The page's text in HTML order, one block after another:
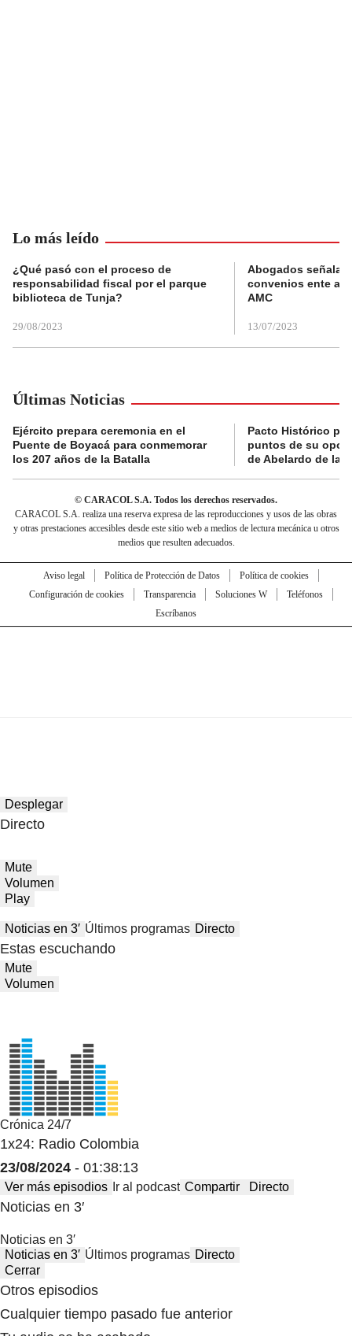
Lo más leído
¿Qué pasó con el proceso de
responsabilidad fiscal por el parque
biblioteca de Tunja?
29/08/2023
Abogados
convenios ente
AMC
13/07/2023
Últimas Noticias
Ejército prepara ceremonia en el
Puente de Boyacá para conmemorar
los 207 años de la Batalla
Pacto Histórico
puntos de su
de Abelardo de la
© CARACOL S.A. Todos los derechos reservados.
CARACOL S.A. realiza una reserva expresa de las reproducciones y usos de las obras
y otras prestaciones accesibles desde este sitio web a medios de lectura mecánica u otros
medios que resulten adecuados.
Aviso legal Política de Protección de Datos
Política de cookies
Configuración de cookies
Transparencia Soluciones W
Teléfonos
Escríbanos
Desplegar
Directo
Mute
Volumen
Play
Noticias en 3′ Últimos programas Directo
Estas escuchando
Mute
Volumen
Crónica 24/7
1x24: Radio Colombia
23/08/2024 - 01:38:13
Ver más episodios Ir al podcast Compartir Directo
Noticias en 3′
Noticias en 3′
Noticias en 3′ Últimos programas Directo
Cerrar
Otros episodios
Cualquier tiempo pasado fue anterior